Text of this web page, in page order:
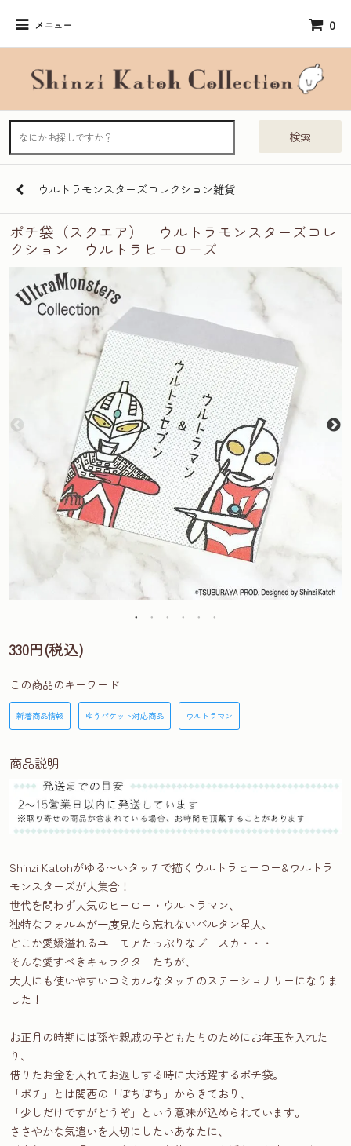
メニュー 0
検索
ウルトラモンスターズコレクション雑貨
ポチ袋（スクエア） ウルトラモンスターズコレ
クション ウルトラヒーローズ
330円(税込)
この商品のキーワード
新着商品情報 ゆうパケット対応商品 ウルトラマン
商品説明
Shinzi Katohがゆる〜いタッチで描くウルトラヒーロー&ウルトラ
モンスターズが大集合！
世代を問わず人気のヒーロー・ウルトラマン、
独特なフォルムが一度見たら忘れないバルタン星人、
どこか愛嬌溢れるユーモアたっぷりなブースカ・・・
そんな愛すべきキャラクターたちが、
大人にも使いやすいコミカルなタッチのステーショナリーになりま
した！
お正月の時期には孫や親戚の子どもたちのためにお年玉を入れた
り、
借りたお金を入れてお返しする時に大活躍するポチ袋。
「ポチ」とは関西の「ぼちぼち」からきており、
「少しだけですがどうぞ」という意味が込められています。
ささやかな気遣いを大切にしたいあなたに、